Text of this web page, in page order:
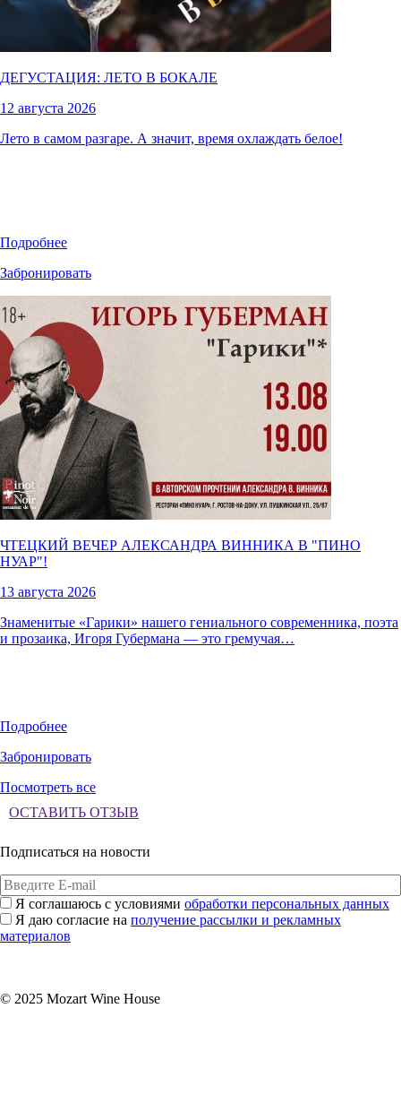
ДЕГУСТАЦИЯ: ЛЕТО В БОКАЛЕ
12 августа 2026
Лето в самом разгаре. А значит, время охлаждать белое!
Подробнее
Забронировать
ЧТЕЦКИЙ ВЕЧЕР АЛЕКСАНДРА ВИННИКА В "ПИНО
НУАР"!
13 августа 2026
Знаменитые «Гарики» нашего гениального современника, поэта
и прозаика, Игоря Губермана — это гремучая…
Подробнее
Забронировать
Посмотреть все
ОСТАВИТЬ ОТЗЫВ
Подписаться на новости
Я соглашаюсь с условиями обработки персональных данных
Я даю согласие на получение рассылки и рекламных
материалов
© 2025 Mozart Wine House